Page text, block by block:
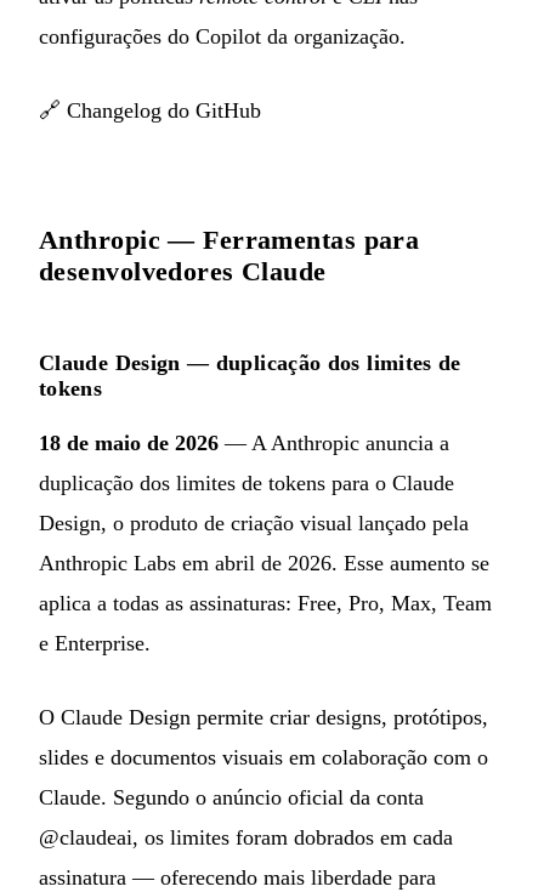
configurações do Copilot da organização.
🔗 Changelog do GitHub
Anthropic — Ferramentas para
desenvolvedores Claude
Claude Design — duplicação dos limites de
tokens
18 de maio de 2026 — A Anthropic anuncia a
duplicação dos limites de tokens para o Claude
Design, o produto de criação visual lançado pela
Anthropic Labs em abril de 2026. Esse aumento se
aplica a todas as assinaturas: Free, Pro, Max, Team
e Enterprise.
O Claude Design permite criar designs, protótipos,
slides e documentos visuais em colaboração com o
Claude. Segundo o anúncio oficial da conta
@claudeai, os limites foram dobrados em cada
assinatura — oferecendo mais liberdade para